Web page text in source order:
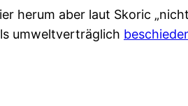
herum aber laut Skoric
umweltverträglich